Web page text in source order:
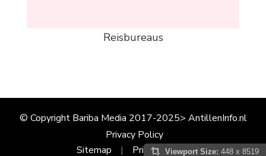
Reisbureaus
© Copyright Bariba Media 2017-2025> AntillenInfo.nl
Privacy Policy
Sitemap
Privacy PolicyViewport Size: 448 x 8519